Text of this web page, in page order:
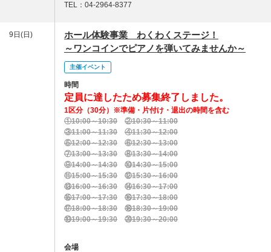
TEL：04-2964-8377
9日(日)
ホール体験事業 わくわくステージ！
～ワンコインでピアノを弾いてみませんか～
主催イベント
時間
定員に達したため募集終了しました。
1区分（30分）※準備・片付け・退出の時間を含む
①10:00～10:30
②10:30～11:00
③11:00～11:30
④11:30～12:00
⑤12:00～12:30
⑥12:30～13:00
⑦13:00～13:30
⑧13:30～14:00
⑨14:00～14:30
⑩14:30～15:00
⑪15:00～15:30
⑫15:30～16:00
⑬16:00～16:30
⑭16:30～17:00
⑮17:00～17:30
⑯17:30～18:00
⑰18:00～18:30
⑱18:30～19:00
⑲19:00～19:30
⑳19:30～20:00
会場